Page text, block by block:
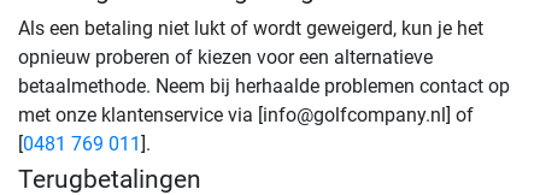
Als een betaling niet lukt of wordt geweigerd, kun je het
opnieuw proberen of kiezen voor een alternatieve
betaalmethode. Neem bij herhaalde problemen contact op
met onze klantenservice via [info@golfcompany.nl] of
[0481 769 011].
Terugbetalingen